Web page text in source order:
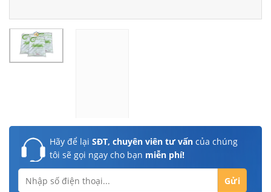
Hãy để lại SĐT, chuyên viên tư vấn của chúng
tôi sẽ gọi ngay cho bạn miễn phí!